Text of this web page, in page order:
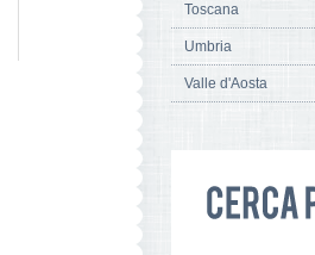
Toscana
Umbria
Valle d'Aosta